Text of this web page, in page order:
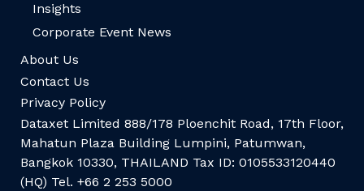
Insights
Corporate Event News
About Us
Contact Us
Privacy Policy
Dataxet Limited 888/178 Ploenchit Road, 17th Floor,
Mahatun Plaza Building Lumpini, Patumwan,
Bangkok 10330, THAILAND Tax ID: 0105533120440
(HQ) Tel. +66 2 253 5000